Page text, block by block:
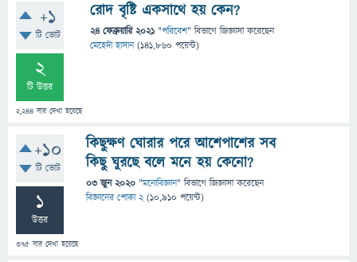
+1
টি ভোট
2
টি উত্তর
2,244 বার দেখা হয়েছে
রোদ বৃষ্টি একসাথে হয় কেন?
24 ফেব্রুয়ারি 2021 "পরিবেশ" বিভাগে জিজ্ঞাসাকরেছেন
মেহেদী হাসান (141,860 পয়েন্ট)
+10
টি ভোট
1
উত্তর
375 বার দেখা হয়েছে
কিছুক্ষণ ঘোরার পরে আশেপাশের সব
কিছু ঘুরছে বলে মনে হয় কেনো?
03 জুন 2020 "মনোবিজ্ঞান" বিভাগে জিজ্ঞাসাকরেছেন
বিজ্ঞানের পোকা 2 (10,910 পয়েন্ট)